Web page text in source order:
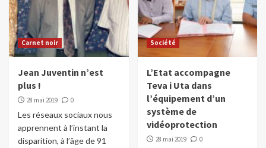
Carnet noir
Jean Juventin n’est
plus !
28 mai 2019 0
Les réseaux sociaux nous
apprennent à l’instant la
disparition, à l’âge de 91
Société
L’Etat accompagne
Teva i Uta dans
l’équipement d’un
système de
vidéoprotection
28 mai 2019 0